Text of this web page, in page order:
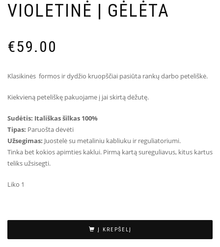
VIOLETINĖ | GĖLĖTA
€59.00
Klasikinės formos ir dydžio kruopščiai pasiūta rankų darbo peteliškė.
Kiekvieną peteliškę pakuojame į jai skirtą dėžutę.
Sudėtis: Itališkas šilkas 100%
Tipas: Paruošta dėvėti
Užsegimas: Juostelė su metaliniu kabliuku ir reguliatoriumi.
Tinka bet kokios apimties kaklui. Pirmą kartą sureguliavus, kitus kartus
teliks užsisegti.
Liko 1
Į KREPŠELĮ